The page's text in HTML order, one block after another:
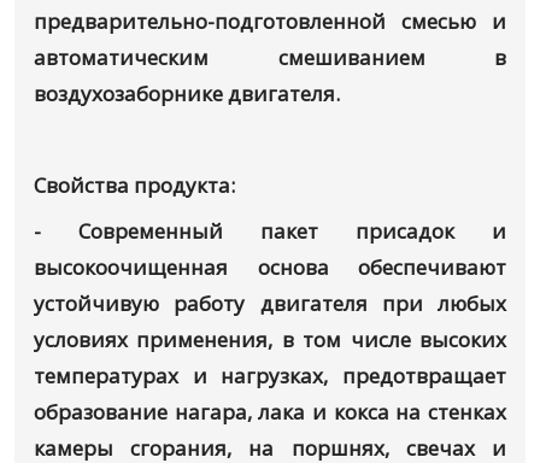
предварительно-подготовленной смесью и
автоматическим смешиванием в
воздухозаборнике двигателя.
Свойства продукта:
- Современный пакет присадок и
высокоочищенная основа обеспечивают
устойчивую работу двигателя при любых
условиях применения, в том числе высоких
температурах и нагрузках, предотвращает
образование нагара, лака и кокса на стенках
камеры сгорания, на поршнях, свечах и